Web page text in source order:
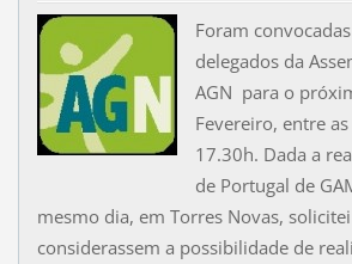
Foram
delegados da
AGN para o
Fevereiro, entre
17.30h. Dada a
de Portugal de
mesmo dia, em Torres Novas,
considerassem a possibilidade de